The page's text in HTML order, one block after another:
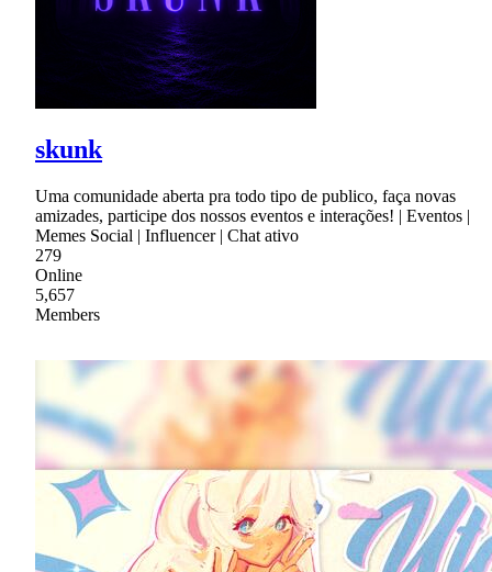
skunk
Uma comunidade aberta pra todo tipo de publico, faça novas
amizades, participe dos nossos eventos e interações! | Eventos |
Memes Social | Influencer | Chat ativo
279
Online
5,657
Members